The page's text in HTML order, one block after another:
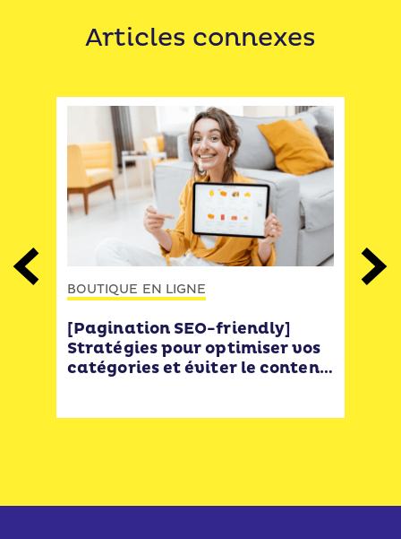
Articles connexes
Previous
BOUTIQUE EN LIGNE
[Pagination SEO-friendly]
Stratégies pour optimiser vos
catégories et éviter le contenu
Next